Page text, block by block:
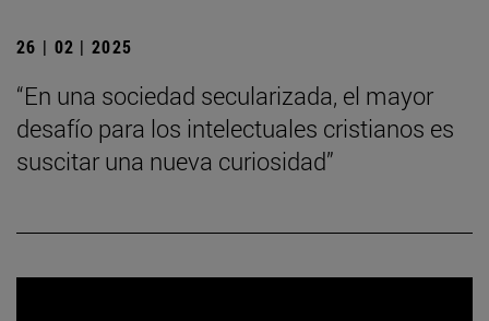
26 | 02 | 2025
“En una sociedad secularizada, el mayor
desafío para los intelectuales cristianos es
suscitar una nueva curiosidad”